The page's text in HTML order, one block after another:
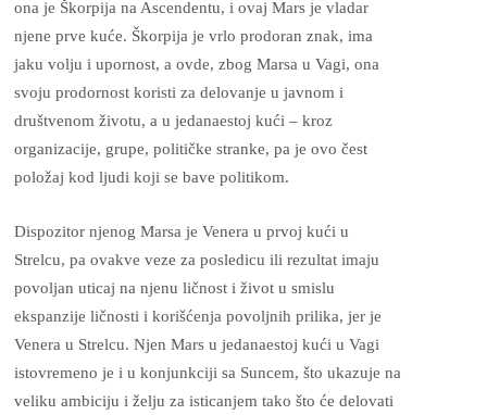
ona je Škorpija na Ascendentu, i ovaj Mars je vladar
njene prve kuće. Škorpija je vrlo prodoran znak, ima
jaku volju i upornost, a ovde, zbog Marsa u Vagi, ona
svoju prodornost koristi za delovanje u javnom i
društvenom životu, a u jedanaestoj kući – kroz
organizacije, grupe, političke stranke, pa je ovo čest
položaj kod ljudi koji se bave politikom.
Dispozitor njenog Marsa je Venera u prvoj kući u
Strelcu, pa ovakve veze za posledicu ili rezultat imaju
povoljan uticaj na njenu ličnost i život u smislu
ekspanzije ličnosti i korišćenja povoljnih prilika, jer je
Venera u Strelcu. Njen Mars u jedanaestoj kući u Vagi
istovremeno je i u konjunkciji sa Suncem, što ukazuje na
veliku ambiciju i želju za isticanjem tako što će delovati